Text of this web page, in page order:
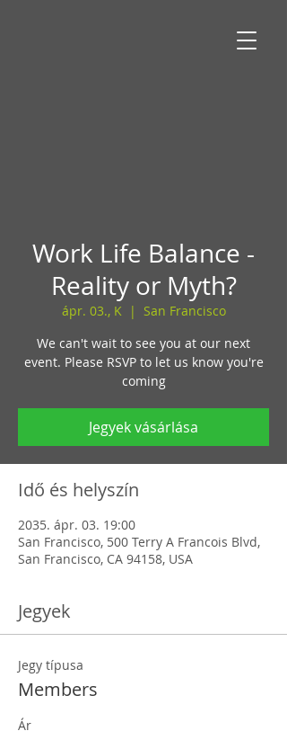
Work Life Balance -
Reality or Myth?
ápr. 03., K
  |
San Francisco
We can't wait to see you at our next
event. Please RSVP to let us know you're
coming
Jegyek vásárlása
Idő és helyszín
2035. ápr. 03. 19:00
San Francisco, 500 Terry A Francois Blvd,
San Francisco, CA 94158, USA
Jegyek
Jegy típusa
Members
Ár